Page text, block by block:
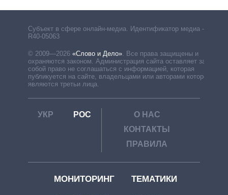
Субъект в сфере онлайн-медиа. Идентификатор медиа –
R40-05063
© 2009—2026 «Слово и Дело». Все права защищены и
охраняются законом. Администрация сайта оставляет за
собой право не соглашаться с информацией, которая
публикуется на сайте, владельцами или авторами которой
являются третьи лица.
УКР РОС
О НАС
КОНТАКТЫ
ПРАВИЛА
МОНИТОРИНГ ТЕМАТИКИ